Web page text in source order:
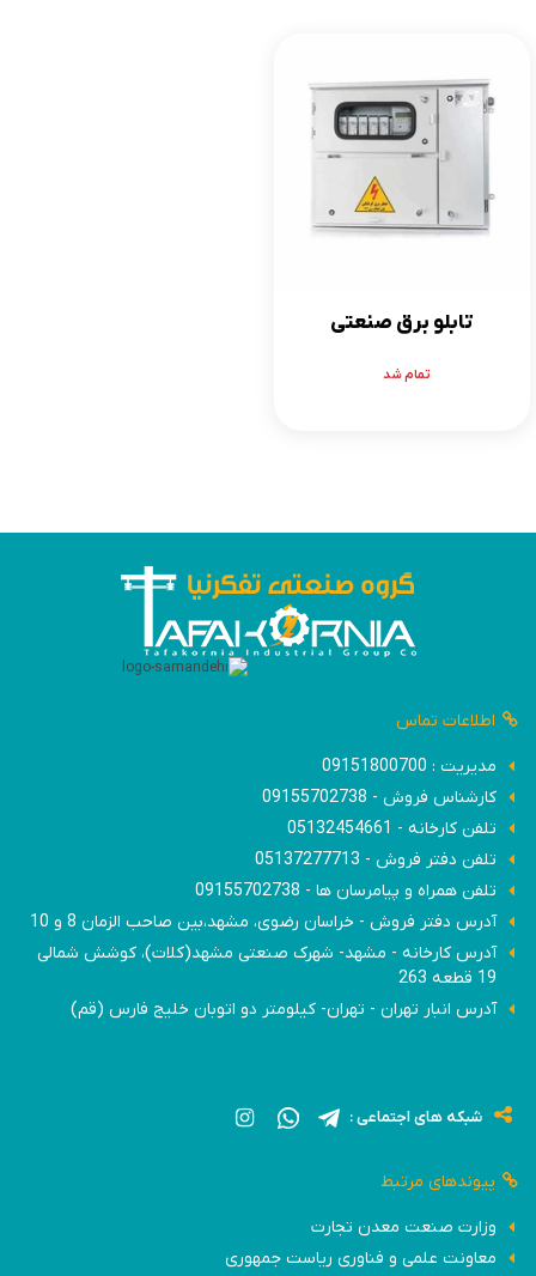
تابلو برق صنعتی
تمام شد
اطلاعات تماس
مدیریت : 09151800700
کارشناس فروش - 09155702738
تلفن کارخانه - 05132454661
تلفن دفتر فروش - 05137277713
تلفن همراه و پیامرسان ها - 09155702738
آدرس دفتر فروش - خراسان رضوی، مشهد،بین صاحب الزمان 8 و 10
آدرس کارخانه - مشهد- شهرک صنعتی مشهد(کلات)، کوشش شمالی
19 قطعه 263
آدرس انبار تهران - تهران- کیلومتر دو اتوبان خلیج فارس (قم)
شبکه های اجتماعی :
پیوندهای مرتبط
وزارت صنعت معدن تجارت
معاونت علمی و فناوری ریاست جمهوری